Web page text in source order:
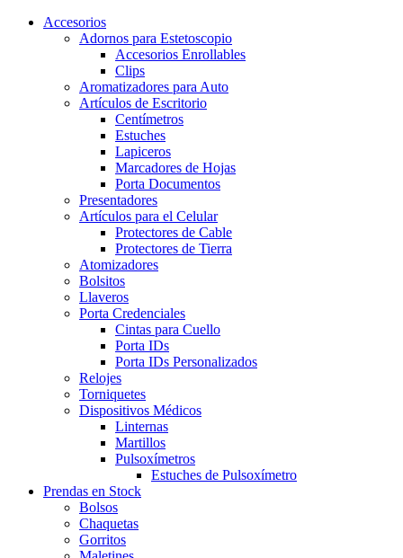
Accesorios
Adornos para Estetoscopio
Accesorios Enrollables
Clips
Aromatizadores para Auto
Artículos de Escritorio
Centímetros
Estuches
Lapiceros
Marcadores de Hojas
Porta Documentos
Presentadores
Artículos para el Celular
Protectores de Cable
Protectores de Tierra
Atomizadores
Bolsitos
Llaveros
Porta Credenciales
Cintas para Cuello
Porta IDs
Porta IDs Personalizados
Relojes
Torniquetes
Dispositivos Médicos
Linternas
Martillos
Pulsoxímetros
Estuches de Pulsoxímetro
Prendas en Stock
Bolsos
Chaquetas
Gorritos